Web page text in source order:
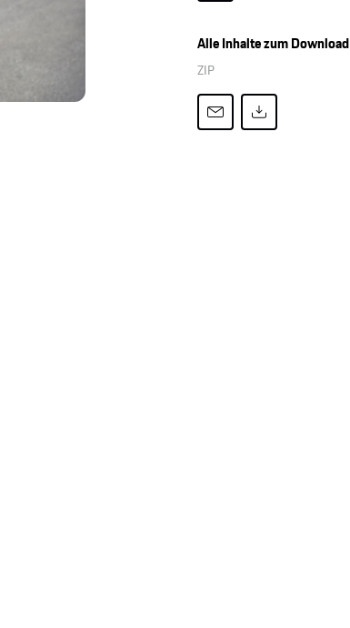
Alle Inhalte zum Download
ZIP